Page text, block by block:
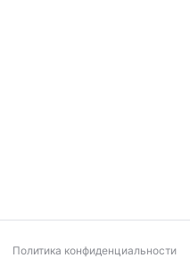
Политика конфиденциальности